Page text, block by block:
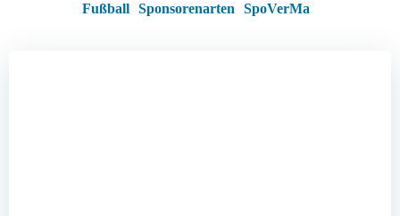
Fußball Sponsorenarten SpoVerMa